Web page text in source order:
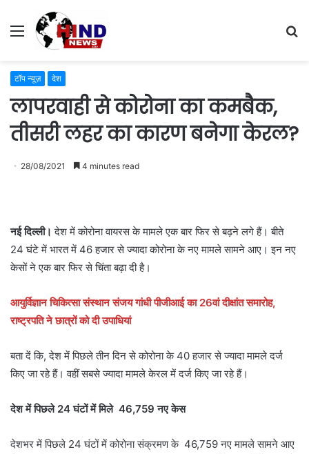
Menu
टॉप न्यूज़ देश
लापरवाही से कोरोना का कमबैक,
तीसरी लहर का कारण बनेगा केरल?
28/08/2021 4 minutes read
नई दिल्ली।देश में कोरोना वायरस के मामले एक बार फिर से बढ़ने लगे हैं। बीते
24 घंटे में भारत में 46 हजार से ज्यादा कोरोना के नए मामले सामने आए। इन नए
केसों ने एक बार फिर से चिंता बढ़ा दी है।
आयुर्विज्ञान चिकित्सा संस्थान संजय गांधी पीजीआई का 26वां दीक्षांत समारोह,
राष्ट्रपति ने छात्रों को दी उपाधियां
बता दें कि, देश में पिछले तीन दिन से कोरोना के 40 हजार से ज्यादा मामले दर्ज
किए जा रहे हैं। वहीं सबसे ज्यादा मामले केरल में दर्ज किए जा रहे हैं।
देश में पिछले 24 घंटों में मिले 46,759 नए केस
देशभर में पिछले 24 घंटों में कोरोना संक्रमण के 46,759 नए मामले सामने आए